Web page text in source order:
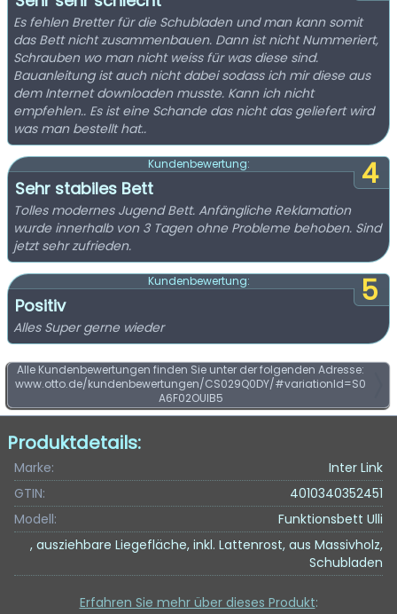
Es fehlen Bretter für die Schubladen und man kann somit
das Bett nicht zusammenbauen. Dann ist nicht Nummeriert,
Schrauben wo man nicht weiss für was diese sind.
Bauanleitung ist auch nicht dabei sodass ich mir diese aus
dem Internet downloaden musste. Kann ich nicht
empfehlen.. Es ist eine Schande das nicht das geliefert wird
was man bestellt hat..
4
Kundenbewertung:
Sehr stabiles Bett
Tolles modernes Jugend Bett. Anfängliche Reklamation
wurde innerhalb von 3 Tagen ohne Probleme behoben. Sind
jetzt sehr zufrieden.
5
Kundenbewertung:
Positiv
Alles Super gerne wieder
Alle Kundenbewertungen finden Sie unter der folgenden Adresse:
www.otto.de/kundenbewertungen/CS029Q0DY/#variationId=S0
A6F02OUIB5
Produktdetails:
Marke:
Inter Link
GTIN:
4010340352451
Modell:
Funktionsbett Ulli
, ausziehbare Liegefläche, inkl. Lattenrost, aus Massivholz,
Schubladen
Erfahren Sie mehr über dieses Produkt: